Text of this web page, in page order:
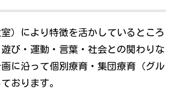
）により特徴を活かしているところ
び・運動・言葉・社会との関わりな
に沿って個別療育・集団療育（グル
おります。